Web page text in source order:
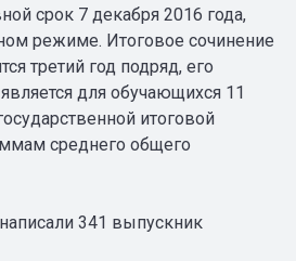
срок 7 декабря 2016 года,
режиме. Итоговое сочинение
третий год подряд, его
для обучающихся 11
итоговой
среднего общего
341 выпускник